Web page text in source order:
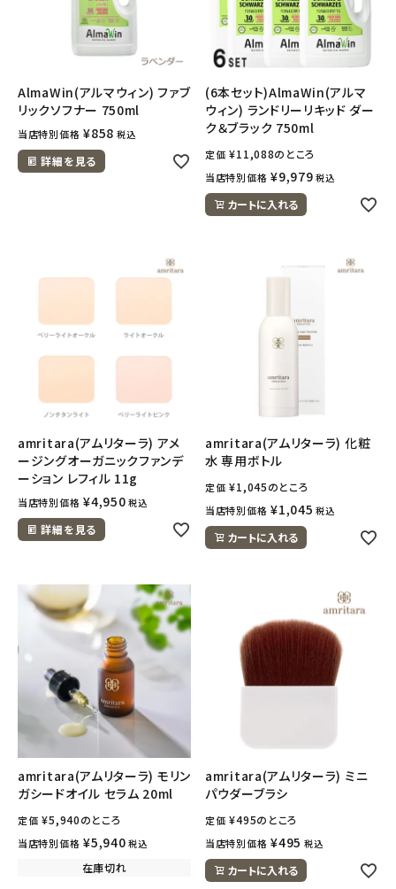
AlmaWin(アルマウィン) ファブ
リックソフナー 750ml
当店特別価格 ¥858 税込
詳細を見る
(6本セット)AlmaWin(アルマ
ウィン) ランドリーリキッド ダー
ク＆ブラック 750ml
定価 ¥11,088のところ
当店特別価格 ¥9,979 税込
カートに入れる
amritara(アムリターラ) アメ
ージングオーガニックファンデ
ーション レフィル 11g
当店特別価格 ¥4,950 税込
詳細を見る
amritara(アムリターラ) 化粧
水 専用ボトル
定価 ¥1,045のところ
当店特別価格 ¥1,045 税込
カートに入れる
amritara(アムリターラ) モリン
ガシードオイル セラム 20ml
定価 ¥5,940のところ
当店特別価格 ¥5,940 税込
在庫切れ
amritara(アムリターラ) ミニ
パウダーブラシ
定価 ¥495のところ
当店特別価格 ¥495 税込
カートに入れる